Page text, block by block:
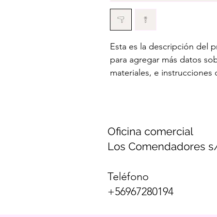
Esta es la descripción del
para agregar más datos
materiales, e instrucciones
Oficina comercial
Los Comendadores
Teléfono
+56967280194